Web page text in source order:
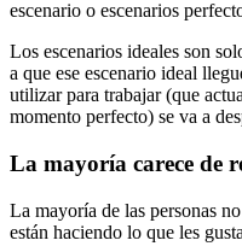
escenario o escenarios
Los escenarios ideales son
a que ese escenario ideal
utilizar para trabajar (que
momento perfecto) se va a
La mayoría carece de
La mayoría de las personas
están haciendo lo que les